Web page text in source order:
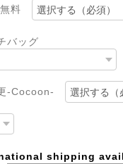
料
バッグ
-Cocoon-
shipping